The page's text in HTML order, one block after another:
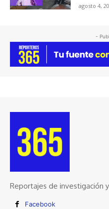
agosto 4,
-
Reportajes de investigación
Facebook